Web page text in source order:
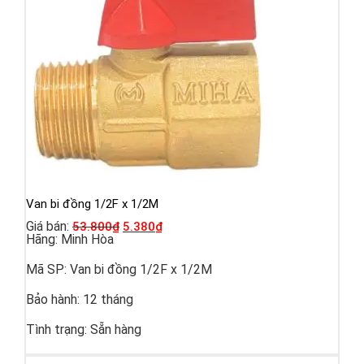
Van bi đồng 1/2F x 1/2M
Giá bán: 53.800₫ 5.380₫
Hãng: Minh Hòa
Mã SP: Van bi đồng 1/2F x 1/2M
Bảo hành: 12 tháng
Tình trạng: Sẵn hàng